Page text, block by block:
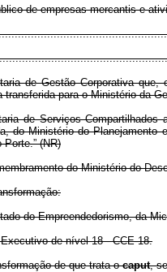
de empresas mercantis e
de Gestão Corporativa que,
transferida para o Ministério da
de Serviços Compartilhados
do Ministério do Planejamento
(NR)
do Ministério do
do Empreendedorismo, da
de nível 18 - CCE-18.
de que trata ocaput,